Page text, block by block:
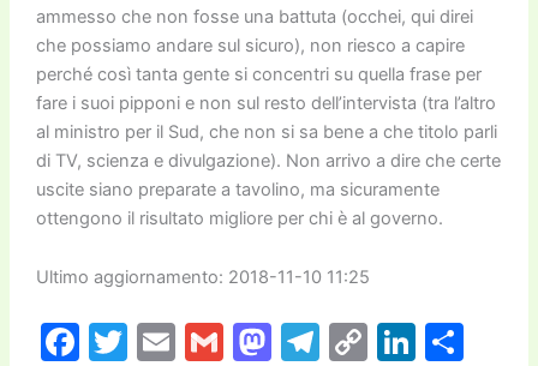
ammesso che non fosse una battuta (occhei, qui direi
che possiamo andare sul sicuro), non riesco a capire
perché così tanta gente si concentri su quella frase per
fare i suoi pipponi e non sul resto dell’intervista (tra l’altro
al ministro per il Sud, che non si sa bene a che titolo parli
di TV, scienza e divulgazione). Non arrivo a dire che certe
uscite siano preparate a tavolino, ma sicuramente
ottengono il risultato migliore per chi è al governo.
Ultimo aggiornamento: 2018-11-10 11:25
F T E G M T C Li C